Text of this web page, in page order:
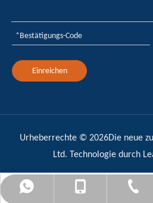
+86-
+86-20-
admin@yinsuflame-
Sandy Yin Su
Einreichen
Urheberrechte © 2026Die neue
Ltd. Technologie durch